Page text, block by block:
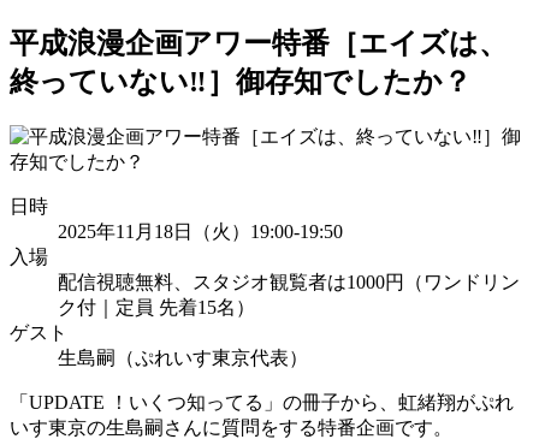
平成浪漫企画アワー特番［エイズは、
終っていない‼️］御存知でしたか？
日時
2025年11月18日（火）19:00-19:50
入場
配信視聴無料、スタジオ観覧者は1000円（ワンドリン
ク付｜定員 先着15名）
ゲスト
生島嗣（ぷれいす東京代表）
「UPDATE ！いくつ知ってる」の冊子から、虹緒翔がぷれ
いす東京の生島嗣さんに質問をする特番企画です。